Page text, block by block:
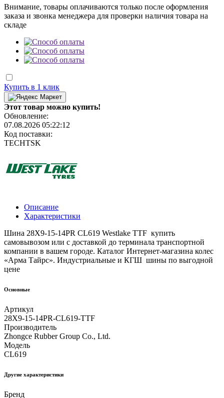
Внимание, товары оплачиваются только после оформления
заказа и звонка менеджера для проверки наличия товара на
складе
Купить в 1 клик
Этот товар можно купить!
Обновление:
07.08.2026 05:22:12
Код поставки:
TECHTSK
Описание
Характеристики
Шина 28X9-15-14PR CL619 Westlake TTF купить
самовывозом или с доставкой до терминала транспортной
компании в вашем городе. Каталог Интернет-магазина колес
«Арма Тайрс». Индустриальные и КГШ шины по выгодной
цене
Основные
Артикул
28X9-15-14PR-CL619-TTF
Производитель
Zhongce Rubber Group Co., Ltd.
Модель
CL619
Другие xарактеристики
Бренд